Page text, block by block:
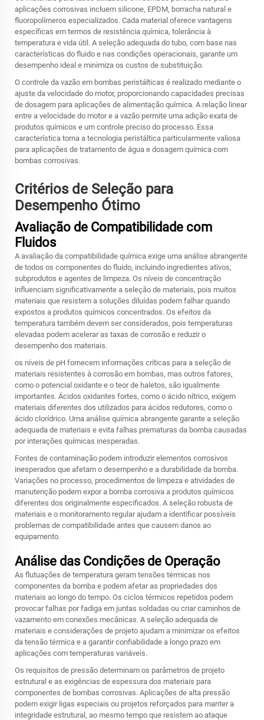
aplicações corrosivas incluem silicone, EPDM, borracha natural e
fluoropolímeros especializados. Cada material oferece vantagens
específicas em termos de resistência química, tolerância à
temperatura e vida útil. A seleção adequada do tubo, com base nas
características do fluido e nas condições operacionais, garante um
desempenho ideal e minimiza os custos de substituição.
O controle da vazão em bombas peristálticas é realizado mediante o
ajuste da velocidade do motor, proporcionando capacidades precisas
de dosagem para aplicações de alimentação química. A relação linear
entre a velocidade do motor e a vazão permite uma adição exata de
produtos químicos e um controle preciso do processo. Essa
característica torna a tecnologia peristáltica particularmente valiosa
para aplicações de tratamento de água e dosagem química com
bombas corrosivas.
Critérios de Seleção para
Desempenho Ótimo
Avaliação de Compatibilidade com
Fluidos
A avaliação da compatibilidade química exige uma análise abrangente
de todos os componentes do fluido, incluindo ingredientes ativos,
subprodutos e agentes de limpeza. Os níveis de concentração
influenciam significativamente a seleção de materiais, pois muitos
materiais que resistem a soluções diluídas podem falhar quando
expostos a produtos químicos concentrados. Os efeitos da
temperatura também devem ser considerados, pois temperaturas
elevadas podem acelerar as taxas de corrosão e reduzir o
desempenho dos materiais.
os níveis de pH fornecem informações críticas para a seleção de
materiais resistentes à corrosão em bombas, mas outros fatores,
como o potencial oxidante e o teor de haletos, são igualmente
importantes. Ácidos oxidantes fortes, como o ácido nítrico, exigem
materiais diferentes dos utilizados para ácidos redutores, como o
ácido clorídrico. Uma análise química abrangente garante a seleção
adequada de materiais e evita falhas prematuras da bomba causadas
por interações químicas inesperadas.
Fontes de contaminação podem introduzir elementos corrosivos
inesperados que afetam o desempenho e a durabilidade da bomba.
Variações no processo, procedimentos de limpeza e atividades de
manutenção podem expor a bomba corrosiva a produtos químicos
diferentes dos originalmente especificados. A seleção robusta de
materiais e o monitoramento regular ajudam a identificar possíveis
problemas de compatibilidade antes que causem danos ao
equipamento.
Análise das Condições de Operação
As flutuações de temperatura geram tensões térmicas nos
componentes da bomba e podem afetar as propriedades dos
materiais ao longo do tempo. Os ciclos térmicos repetidos podem
provocar falhas por fadiga em juntas soldadas ou criar caminhos de
vazamento em conexões mecânicas. A seleção adequada de
materiais e considerações de projeto ajudam a minimizar os efeitos
da tensão térmica e a garantir confiabilidade a longo prazo em
aplicações com temperaturas variáveis.
Os requisitos de pressão determinam os parâmetros de projeto
estrutural e as exigências de espessura dos materiais para
componentes de bombas corrosivas. Aplicações de alta pressão
podem exigir ligas especiais ou projetos reforçados para manter a
integridade estrutural, ao mesmo tempo que resistem ao ataque